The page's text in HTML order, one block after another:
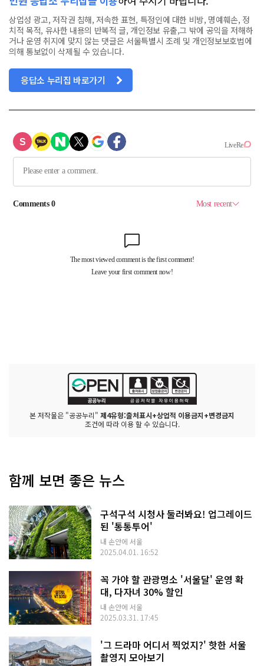
상업성 광고, 저작권 침해, 저속한 표현, 특정인에 대한 비방, 명예훼손, 정
치적 목적, 유사한 내용의 반복적 글, 개인정보 유출,그 밖에 공익을 저해하
거나 운영 취지에 맞지 않는 댓글은 서울특별시 조례 및 개인정보보호법에
의해 통보없이 삭제될 수 있습니다.
응답소 누리집 바로가기
본 저작물은 "공공누리" 제4유형:출처표시+상업적 이용금지+변경금지
조건에 따라 이용 할 수 있습니다.
함께 보면 좋은 뉴스
구석구석 시청사 둘러봐요! 업그레이드
된 '통통투어'
내 손안에 서울
2025.04.01. 16:52
꼭 가야 할 관광명소 '서울달' 운영 확
대, 다자녀 30% 할인
내 손안에 서울
2025.03.31. 17:45
'그 드라마 어디서 찍었지?' 핫한 서울
촬영지 모아보기